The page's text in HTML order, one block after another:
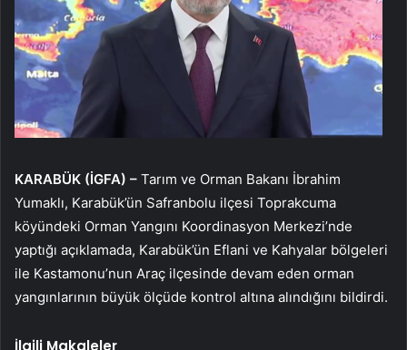
KARABÜK (İGFA) – Tarım ve Orman Bakanı İbrahim
Yumaklı, Karabük’ün Safranbolu ilçesi Toprakcuma
köyündeki Orman Yangını Koordinasyon Merkezi’nde
yaptığı açıklamada, Karabük’ün Eflani ve Kahyalar bölgeleri
ile Kastamonu’nun Araç ilçesinde devam eden orman
yangınlarının büyük ölçüde kontrol altına alındığını bildirdi.
İlgili Makaleler